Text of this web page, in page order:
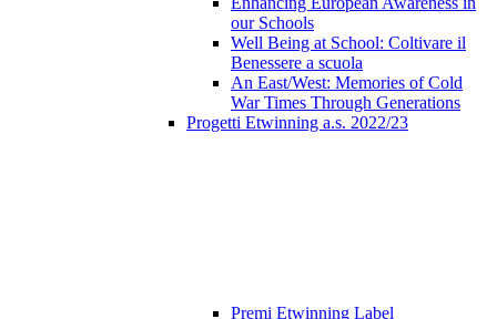
our Schools
Well Being at School: Coltivare il
Benessere a scuola
An East/West: Memories of Cold
War Times Through Generations
Progetti Etwinning a.s. 2022/23
Premi Etwinning Label